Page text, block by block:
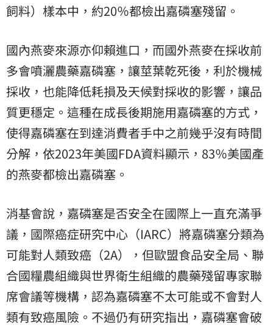
飼料）樣本中，約20％都檢出嘉磷塞殘留。
國內燕麥來源亦仰賴進口，而國外燕麥在採收前
多會噴灑農藥嘉磷塞，讓莖葉乾死後，利於機械
採收，也能降低耗損及天候對採收的影響，讓品
質更穩定。這種在成長後期施用嘉磷塞的方式，
使得嘉磷塞在到達消費者手中之前幾乎沒有時間
分解，依2023年美國FDA資料顯示，83％美國產
的燕麥都檢出嘉磷塞。
消基會說，嘉磷塞是否安全在國際上一直充滿爭
議，國際癌症研究中心（IARC）將嘉磷塞分類為
可能對人類致癌（2A），但歐盟食品安全局、聯
合國糧農組織與世界衛生組織的農藥殘留專家聯
席會議等機構，認為嘉磷塞不太可能或不會對人
類有致癌風險。不過仍有研究指出，嘉磷塞會破